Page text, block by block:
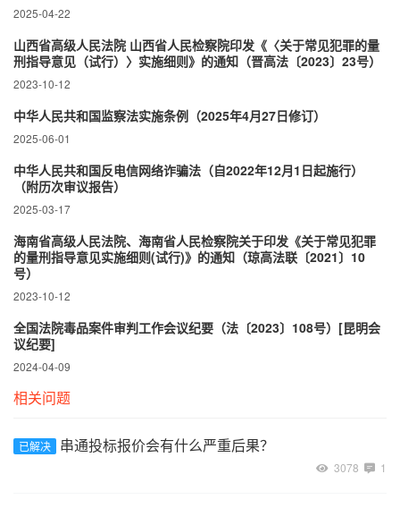
2025-04-22
山西省高级人民法院 山西省人民检察院印发《〈关于常见犯罪的量
刑指导意见（试行）〉实施细则》的通知（晋高法〔2023〕23号）
2023-10-12
中华人民共和国监察法实施条例（2025年4月27日修订）
2025-06-01
中华人民共和国反电信网络诈骗法（自2022年12月1日起施行）
（附历次审议报告）
2025-03-17
海南省高级人民法院、海南省人民检察院关于印发《关于常见犯罪
的量刑指导意见实施细则(试行)》的通知（琼高法联〔2021〕10
号）
2023-10-12
全国法院毒品案件审判工作会议纪要（法〔2023〕108号）[昆明会
议纪要]
2024-04-09
相关问题
已解决 串通投标报价会有什么严重后果？
3078 1